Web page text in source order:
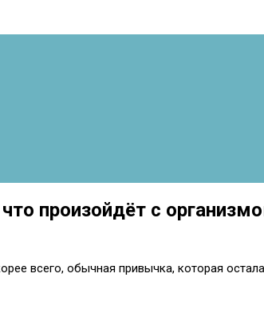
произойдёт с
всего, обычная привычка, которая